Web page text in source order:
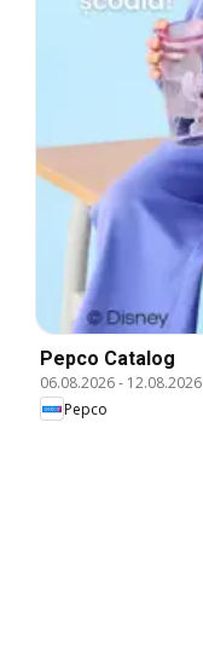
Pepco Catalog
06.08.2026- 12.08.2026
Pepco